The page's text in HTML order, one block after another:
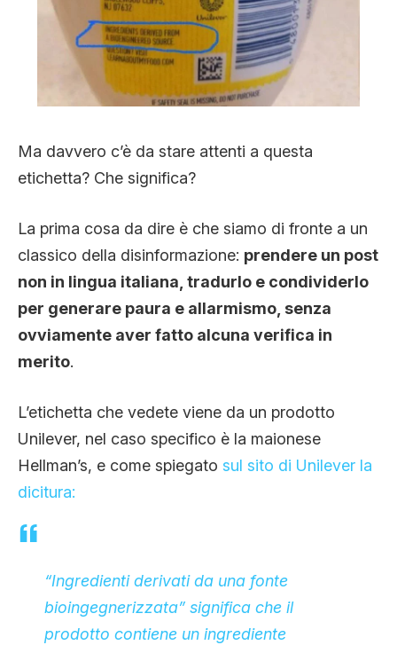
Ma davvero c’è da stare attenti a questa
etichetta? Che significa?
La prima cosa da dire è che siamo di fronte a un
classico della disinformazione: prendere un post
non in lingua italiana, tradurlo e condividerlo
per generare paura e allarmismo, senza
ovviamente aver fatto alcuna verifica in
merito.
L’etichetta che vedete viene da un prodotto
Unilever, nel caso specifico è la maionese
Hellman’s, e come spiegato sul sito di Unilever la
dicitura:
“Ingredienti derivati ​​da una fonte
bioingegnerizzata” significa che il
prodotto contiene un ingrediente